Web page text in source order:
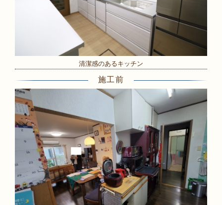
清潔感のあるキッチン
施工前